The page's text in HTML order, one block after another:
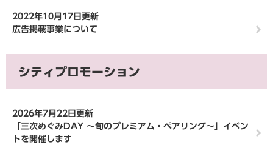
2022年10月17日更新
広告掲載事業について
シティプロモーション
2026年7月22日更新
「三次めぐみDAY 〜旬のプレミアム・ペアリング〜」イベン
トを開催します